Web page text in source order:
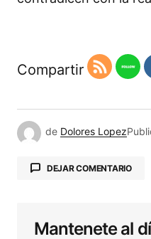
Compartir
de Dolores Lopez
DEJAR COMENTARIO
Tu dirección de
Mantenete al